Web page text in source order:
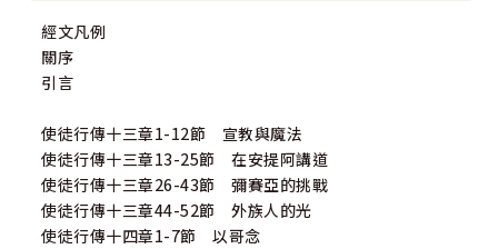
經文凡例
關序
引言
使徒行傳十三章1-12節 宣教與魔法
使徒行傳十三章13-25節 在安提阿講道
使徒行傳十三章26-43節 彌賽亞的挑戰
使徒行傳十三章44-52節 外族人的光
使徒行傳十四章1-7節 以哥念